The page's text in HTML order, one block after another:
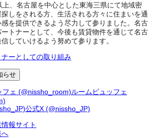
、名古屋を中心とした東海三県にて地域密
しをされる方、生活される方々に住まいを通
感を提供できるよう尽力して参りました。名古
トナーとして、今後も賃貸物件を通じて名古
していけるよう努めて参ります。
ーとしての取り組み
らせ
ルームビュッフェ
公式X (@nissho_JP)
報サイト
へ